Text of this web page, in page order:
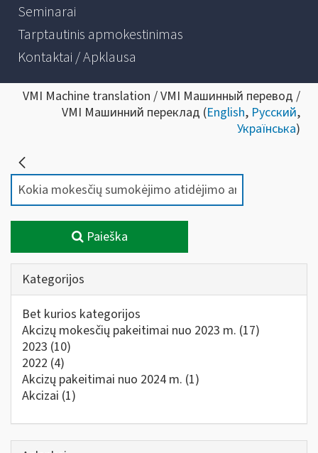
Seminarai
Tarptautinis apmokestinimas
Kontaktai / Apklausa
VMI Machine translation / VMI Машинный перевод /
VMI Машинний переклад (English, Русский,
Українська)
Paieška
Kategorijos
Bet kurios kategorijos
Akcizų mokesčių pakeitimai nuo 2023 m. (17)
2023 (10)
2022 (4)
Akcizų pakeitimai nuo 2024 m. (1)
Akcizai (1)